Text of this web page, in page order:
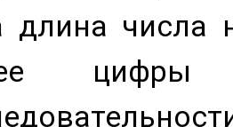
длина числа
цифры